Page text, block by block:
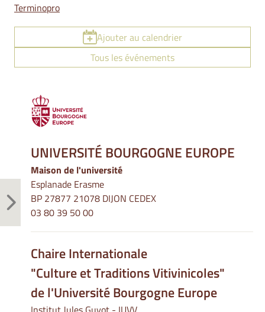
Terminopro
Ajouter au calendrier
Tous les événements
UNIVERSITÉ BOURGOGNE EUROPE
Maison de l'université
Esplanade Erasme
BP 27877 21078 DIJON CEDEX
03 80 39 50 00
Chaire Internationale
"Culture et Traditions Vitivinicoles"
de l'Université Bourgogne Europe